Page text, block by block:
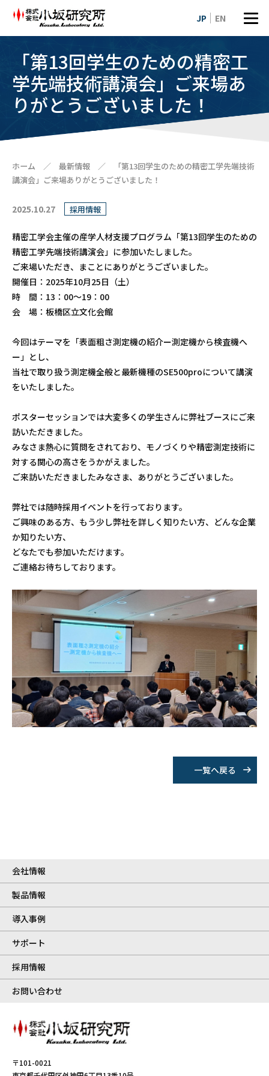
JP EN
「第13回学生のための精密工
学先端技術講演会」ご来場あ
りがとうございました！
ホーム ／ 最新情報 ／
「第13回学生のための精密工学先端技術
講演会」ご来場ありがとうございました！
2025.10.27 採用情報
精密工学会主催の産学人材支援プログラム「第13回学生のための
精密工学先端技術講演会」に参加いたしました。
ご来場いただき、まことにありがとうございました。
開催日：2025年10月25日（土）
時 間：13：00～19：00
会 場：板橋区立文化会館
今回はテーマを「表面粗さ測定機の紹介ー測定機から検査機へ
ー」とし、
当社で取り扱う測定機全般と最新機種のSE500proについて講演
をいたしました。
ポスターセッションでは大変多くの学生さんに弊社ブースにご来
訪いただきました。
みなさま熱心に質問をされており、モノづくりや精密測定技術に
対する関心の高さをうかがえました。
ご来訪いただきましたみなさま、ありがとうございました。
弊社では随時採用イベントを行っております。
ご興味のある方、もう少し弊社を詳しく知りたい方、どんな企業
か知りたい方、
どなたでも参加いただけます。
ご連絡お待ちしております。
一覧へ戻る
〒101-0021
会社情報
製品情報
導入事例
サポート
採用情報
お問い合わせ